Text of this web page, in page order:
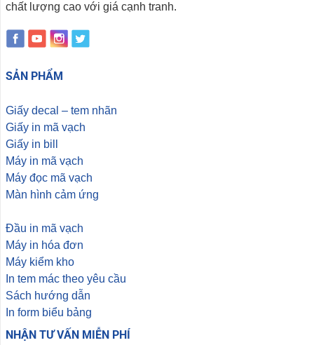
chất lượng cao với giá cạnh tranh.
SẢN PHẨM
Giấy decal – tem nhãn
Giấy in mã vạch
Giấy in bill
Máy in mã vạch
Máy đọc mã vạch
Màn hình cảm ứng
Đầu in mã vạch
Máy in hóa đơn
Máy kiểm kho
In tem mác theo yêu cầu
Sách hướng dẫn
In form biểu bảng
NHẬN TƯ VẤN MIỄN PHÍ